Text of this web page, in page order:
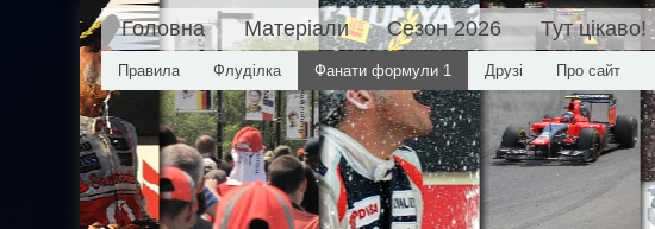
Головна Матеріали Сезон 2026 Тут цікаво!
Правила Флуділка Фанати формули 1 Друзі Про сайт